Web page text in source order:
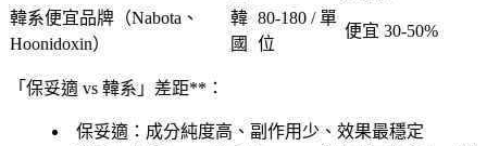
韓系便宜品牌 （Nabota、
Hoonidoxin）
韓
國
80-180 / 單
位
便宜 30-50%
「保妥適 vs 韓系」差距**：
保妥適：成分純度高、副作用少、效果最穩定